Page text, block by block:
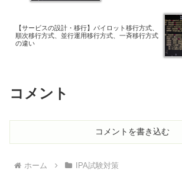
【サービスの設計・移行】パイロット移行方式、
順次移行方式、並行運用移行方式、一斉移行方式
の違い
コメント
コメントを書き込む
ホーム IPA試験対策